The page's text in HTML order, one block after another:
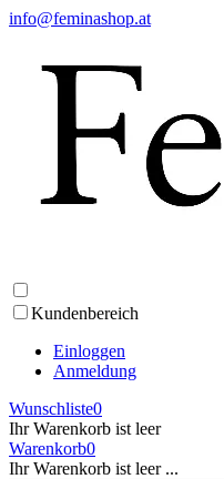
info@feminashop.at
Kundenbereich
Einloggen
Anmeldung
Wunschliste0
Ihr Warenkorb ist leer
Warenkorb0
Ihr Warenkorb ist leer ...